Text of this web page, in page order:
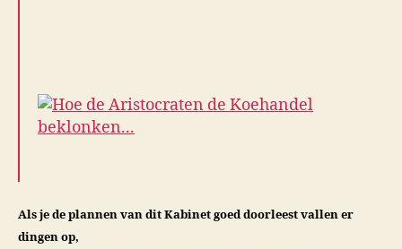
Als je de plannen van dit Kabinet goed doorleest vallen er
dingen op,